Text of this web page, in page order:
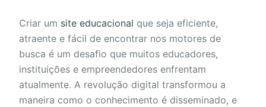
Criar um site educacional que seja eficiente,
atraente e fácil de encontrar nos motores de
busca é um desafio que muitos educadores,
instituições e empreendedores enfrentam
atualmente. A revolução digital transformou a
maneira como o conhecimento é disseminado, e